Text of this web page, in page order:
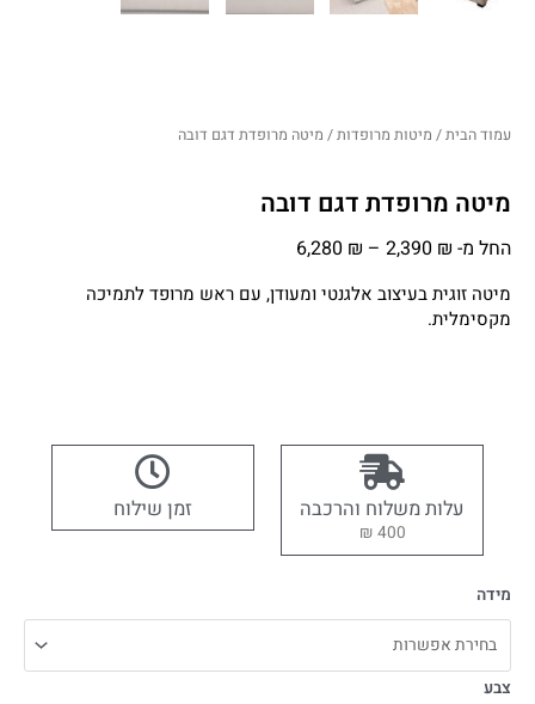
עמוד הבית/ מיטות מרופדות/ מיטה מרופדת דגם דובה
מיטה מרופדת דגם דובה
החל מ- 2,390 ₪
–
6,280 ₪
מיטה זוגית בעיצוב אלגנטי ומעודן, עם ראש מרופד לתמיכה
מקסימלית.
עלות משלוח והרכבה
400 ₪
זמן שילוח
מידה
צבע